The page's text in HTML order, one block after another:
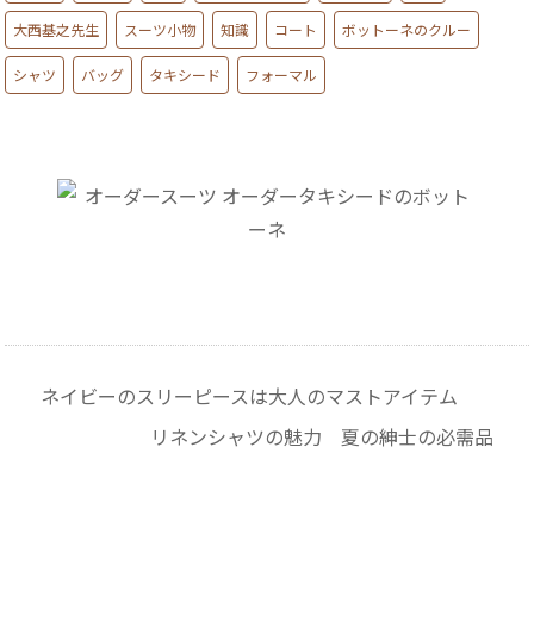
大西基之先生 スーツ小物 知識 コート ボットーネのクルー
シャツ バッグ タキシード フォーマル
ネイビーのスリーピースは大人のマストアイテム
リネンシャツの魅力 夏の紳士の必需品